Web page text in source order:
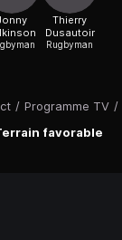
/ Programme TV /
favorable
Thierry
Dusautoir
Rugbyman